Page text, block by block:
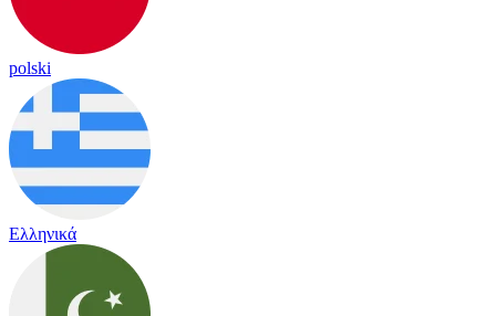
polski
Ελληνικά